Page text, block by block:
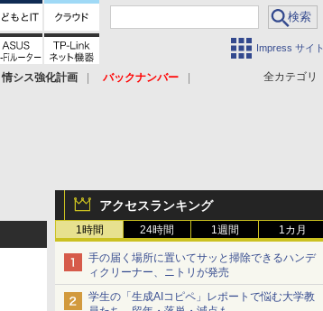
Impress サイト
全カテゴリ
情シス強化計画
バックナンバー
アクセスランキング
1時間 24時間 1週間 1カ月
手の届く場所に置いてサッと掃除できるハンデ
ィクリーナー、ニトリが発売
学生の「生成AIコピペ」レポートで悩む大学教